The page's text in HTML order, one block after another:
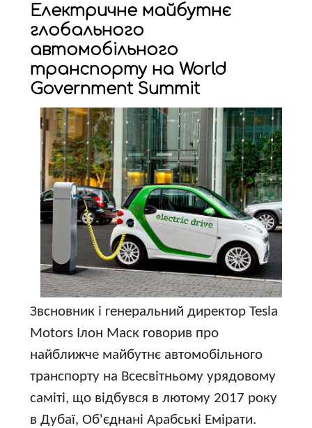
Електричне майбутнє
глобального
автомобільного
транспорту на World
Government Summit
Звсновник і генеральний директор Tesla
Motors Ілон Маск говорив про
найближче майбутнє автомобільного
транспорту на Всесвітньому урядовому
саміті, що відбувся в лютому 2017 року
в Дубаї, Об'єднані Арабські Емірати.